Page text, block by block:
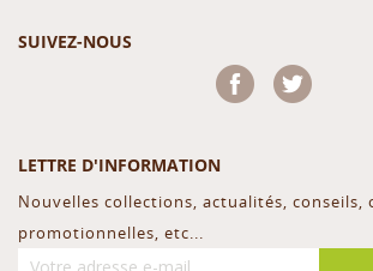
SUIVEZ-NOUS
Facebook
LETTRE D'INFORMATION
Nouvelles collections, actualités, conseils,
promotionnelles, etc...